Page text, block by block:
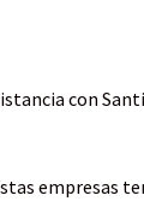
con
empresas